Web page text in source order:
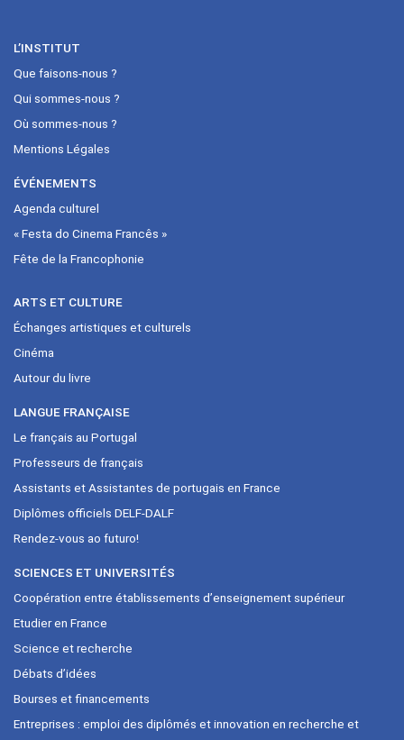
L’INSTITUT
Que faisons-nous ?
Qui sommes-nous ?
Où sommes-nous ?
Mentions Légales
ÉVÉNEMENTS
Agenda culturel
« Festa do Cinema Francês »
Fête de la Francophonie
ARTS ET CULTURE
Échanges artistiques et culturels
Cinéma
Autour du livre
LANGUE FRANÇAISE
Le français au Portugal
Professeurs de français
Assistants et Assistantes de portugais en France
Diplômes officiels DELF-DALF
Rendez-vous ao futuro!
SCIENCES ET UNIVERSITÉS
Coopération entre établissements d’enseignement supérieur
Etudier en France
Science et recherche
Débats d’idées
Bourses et financements
Entreprises : emploi des diplômés et innovation en recherche et